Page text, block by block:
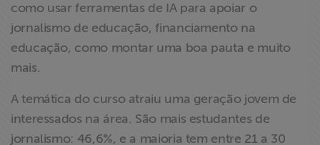
Assine a nossa
newsletter
Fale Conosco
como usar ferramentas de IA para apoiar o
jornalismo de educação, financiamento na
educação, como montar uma boa pauta e muito
mais.
A temática do curso ​a​traiu uma geração jovem de
interessados na área. São mais estudantes de
jornalismo: 46,6%,​ e a maioria ​tem entre 21 a 30